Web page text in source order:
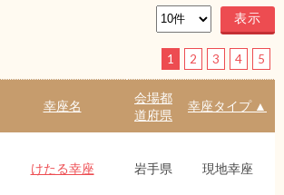
1 2 3 4 5
幸座名
会場都
道府県
幸座タイプ ▲
けたる幸座 岩手県 現地幸座